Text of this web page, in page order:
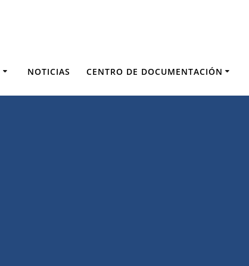
NOTICIAS CENTRO DE DOCUMENTACIÓN